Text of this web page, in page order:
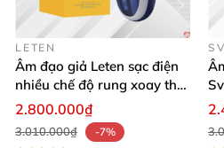
LETEN
Âm đạo giả Leten sạc điện
nhiều chế độ rung xoay thụt
rên rỉ
2.800.000₫
3.010.000₫
-7%